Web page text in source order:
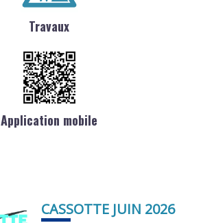
Travaux
Application mobile
CASSOTTE JUIN 2026